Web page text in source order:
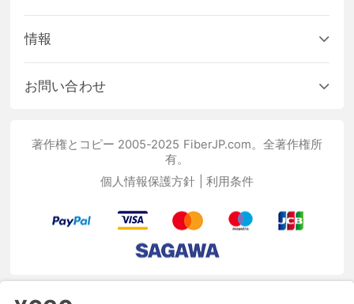
情報
お問い合わせ
著作権とコピー 2005-2025 FiberJP.com。全著作権所
有。
個人情報保護方針
利用条件